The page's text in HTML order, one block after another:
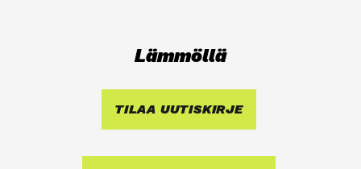
Läm­möl­lä
TILAA UUTIS­KIR­JE